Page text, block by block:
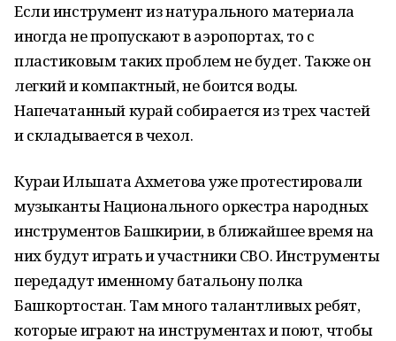
Если инструмент из натурального материала
иногда не пропускают в аэропортах, то с
пластиковым таких проблем не будет. Также он
легкий и компактный, не боится воды.
Напечатанный курай собирается из трех частей
и складывается в чехол.
Кураи Ильшата Ахметова уже протестировали
музыканты Национального оркестра народных
инструментов Башкирии, в ближайшее время на
них будут играть и участники СВО. Инструменты
передадут именному батальону полка
Башкортостан. Там много талантливых ребят,
которые играют на инструментах и поют, чтобы